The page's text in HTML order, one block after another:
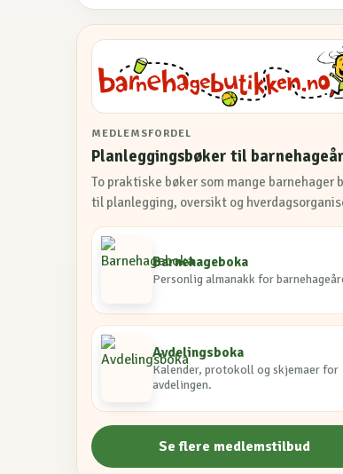
MEDLEMSFORDEL
Planleggingsbøker til
To praktiske bøker som mange barnehager
til planlegging, oversikt og
Barnehageboka
Personlig almanakk for
Avdelingsboka
Kalender, protokoll og skjemaer for
avdelingen.
Se flere medlemstilbud